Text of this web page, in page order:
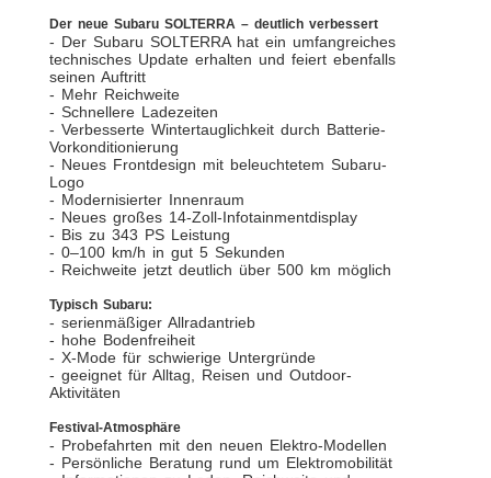
Der neue Subaru SOLTERRA – deutlich verbessert
- Der Subaru SOLTERRA hat ein umfangreiches
technisches Update erhalten und feiert ebenfalls
seinen Auftritt
- Mehr Reichweite
- Schnellere Ladezeiten
- Verbesserte Wintertauglichkeit durch Batterie-
Vorkonditionierung
- Neues Frontdesign mit beleuchtetem Subaru-
Logo
- Modernisierter Innenraum
- Neues großes 14-Zoll-Infotainmentdisplay
- Bis zu 343 PS Leistung
- 0–100 km/h in gut 5 Sekunden
- Reichweite jetzt deutlich über 500 km möglich
Typisch Subaru:
- serienmäßiger Allradantrieb
- hohe Bodenfreiheit
- X-Mode für schwierige Untergründe
- geeignet für Alltag, Reisen und Outdoor-
Aktivitäten
Festival-Atmosphäre
- Probefahrten mit den neuen Elektro-Modellen
- Persönliche Beratung rund um Elektromobilität